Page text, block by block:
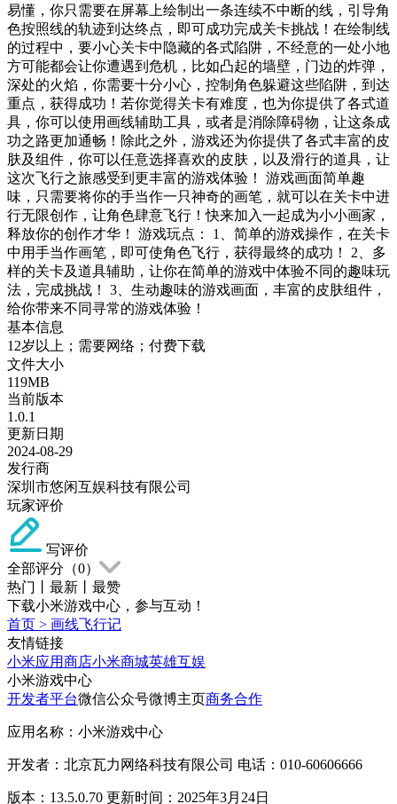
易懂，你只需要在屏幕上绘制出一条连续不中断的线，引导角
色按照线的轨迹到达终点，即可成功完成关卡挑战！在绘制线
的过程中，要小心关卡中隐藏的各式陷阱，不经意的一处小地
方可能都会让你遭遇到危机，比如凸起的墙壁，门边的炸弹，
深处的火焰，你需要十分小心，控制角色躲避这些陷阱，到达
重点，获得成功！若你觉得关卡有难度，也为你提供了各式道
具，你可以使用画线辅助工具，或者是消除障碍物，让这条成
功之路更加通畅！除此之外，游戏还为你提供了各式丰富的皮
肤及组件，你可以任意选择喜欢的皮肤，以及滑行的道具，让
这次飞行之旅感受到更丰富的游戏体验！ 游戏画面简单趣
味，只需要将你的手当作一只神奇的画笔，就可以在关卡中进
行无限创作，让角色肆意飞行！快来加入一起成为小小画家，
释放你的创作才华！ 游戏玩点： 1、简单的游戏操作，在关卡
中用手当作画笔，即可使角色飞行，获得最终的成功！ 2、多
样的关卡及道具辅助，让你在简单的游戏中体验不同的趣味玩
法，完成挑战！ 3、生动趣味的游戏画面，丰富的皮肤组件，
给你带来不同寻常的游戏体验！
基本信息
12岁以上；需要网络；付费下载
文件大小
119MB
当前版本
1.0.1
更新日期
2024-08-29
发行商
深圳市悠闲互娱科技有限公司
玩家评价
写评价
全部评分（0）
热门
最新
最赞
下载小米游戏中心，参与互动！
首页 > 画线飞行记
友情链接
小米应用商店小米商城英雄互娱
小米游戏中心
开发者平台微信公众号微博主页商务合作
应用名称：小米游戏中心
开发者：北京瓦力网络科技有限公司 电话：010-60606666
版本：13.5.0.70 更新时间：2025年3月24日